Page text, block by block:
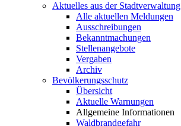
Aktuelles aus der Stadtverwaltung
Alle aktuellen Meldungen
Ausschreibungen
Bekanntmachungen
Stellenangebote
Vergaben
Archiv
Bevölkerungsschutz
Übersicht
Aktuelle Warnungen
Allgemeine Informationen
Waldbrandgefahr